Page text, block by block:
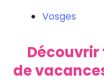
Vosges
Découvrir
de